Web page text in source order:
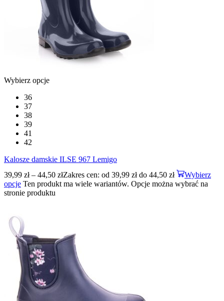
Wybierz opcje
36
37
38
39
41
42
Kalosze damskie ILSE 967 Lemigo
39,99 zł – 44,50 złZakres cen: od 39,99 zł do 44,50 zł
Wybierz
opcje Ten produkt ma wiele wariantów. Opcje można wybrać na
stronie produktu